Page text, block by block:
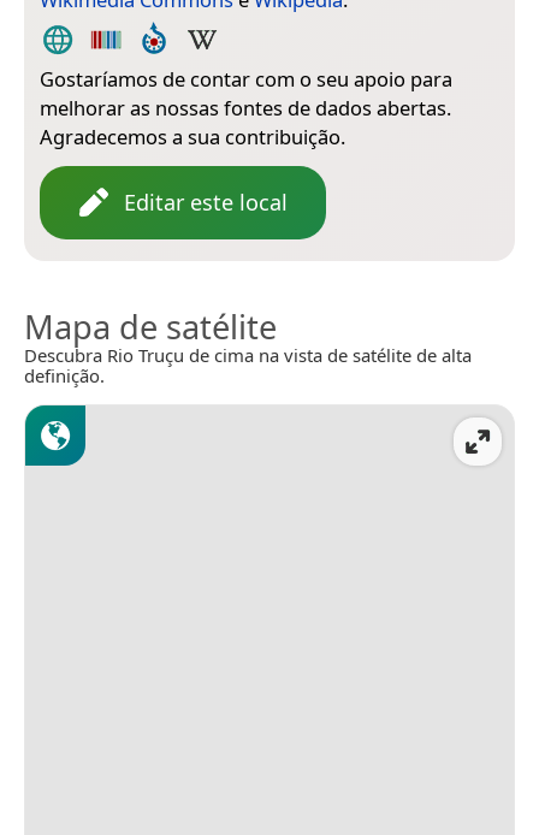
Gostaríamos de contar com o seu apoio para
melhorar as nossas fontes de dados abertas.
Agradecemos a sua contribuição.
Editar este local
Mapa de satélite
Descubra Rio Truçu de cima na vista de satélite de alta
definição.